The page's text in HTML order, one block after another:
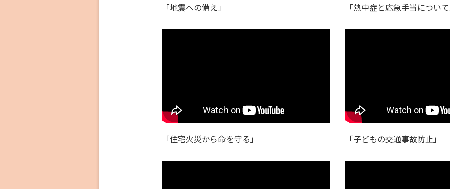
「地震への備え」 「熱中症と応急手当につい
「住宅火災から命を守る」 「子どもの交通事故防止」